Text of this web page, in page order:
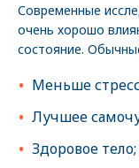
Современные
очень хорошо
состояние.
Меньше
Лучшее
Здоровое тело;